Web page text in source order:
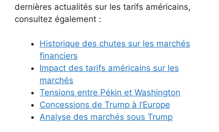
dernières actualités sur les tarifs américains,
consultez également :
Historique des chutes sur les marchés
financiers
Impact des tarifs américains sur les
marchés
Tensions entre Pékin et Washington
Concessions de Trump à l’Europe
Analyse des marchés sous Trump